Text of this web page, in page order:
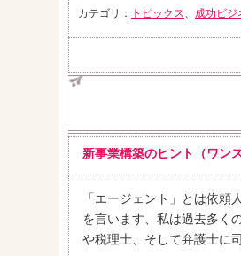
カテゴリ： トピックス 成功ビジ
新事業構築のヒント（ワン
「エージェント」とは依
を言います、私は過去多く
や税理士、そして弁護士に